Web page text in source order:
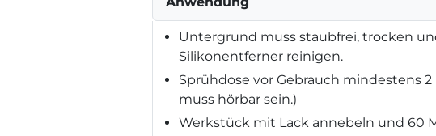
Untergrund muss staubfrei, trocken
Silikonentferner reinigen.
Sprühdose vor Gebrauch mindestens
muss hörbar sein.)
Werkstück mit Lack annebeln und 60